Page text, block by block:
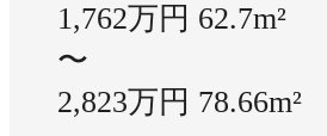
1,762万円 62.7m²
〜
2,823万円 78.66m²